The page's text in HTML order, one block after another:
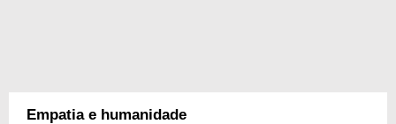
Empatia e humanidade